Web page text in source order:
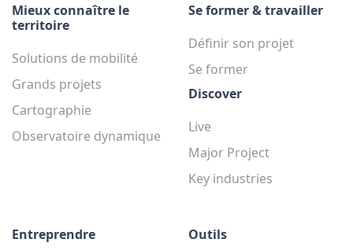
Mieux connaître le
territoire
Solutions de mobilité
Grands projets
Cartographie
Observatoire dynamique
Se former & travailler
Définir son projet
Se former
Discover
Live
Major Project
Key industries
Entreprendre
Outils